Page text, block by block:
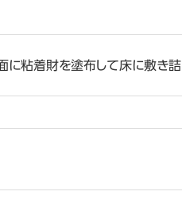
粘着財を塗布して床に敷き